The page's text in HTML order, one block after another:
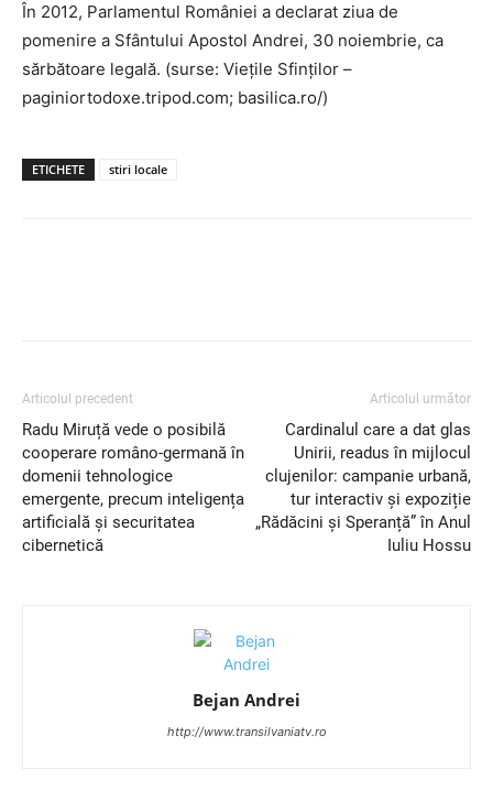
În 2012, Parlamentul României a declarat ziua de
pomenire a Sfântului Apostol Andrei, 30 noiembrie, ca
sărbătoare legală. (surse: Viețile Sfinților –
paginiortodoxe.tripod.com; basilica.ro/)
ETICHETE stiri locale
Articolul precedent
Radu Miruță vede o posibilă
cooperare româno-germană în
domenii tehnologice
emergente, precum inteligența
artificială și securitatea
cibernetică
Articolul următor
Cardinalul care a dat glas
Unirii, readus în mijlocul
clujenilor: campanie urbană,
tur interactiv și expoziție
„Rădăcini și Speranță” în Anul
Iuliu Hossu
Bejan Andrei
http://www.transilvaniatv.ro